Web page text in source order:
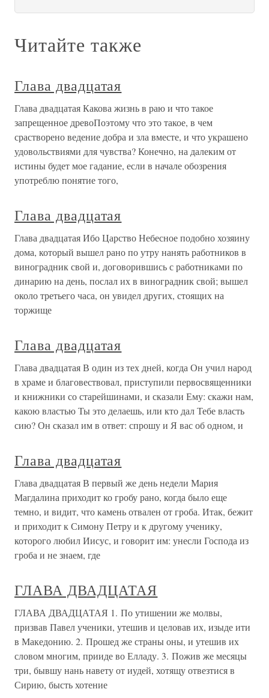
Читайте также
Глава двадцатая
Глава двадцатая Какова жизнь в раю и что такое
запрещенное древоПоэтому что это такое, в чем
срастворено ведение добра и зла вместе, и что украшено
удовольствиями для чувства? Конечно, на далеким от
истины будет мое гадание, если в начале обозрения
употреблю понятие того,
Глава двадцатая
Глава двадцатая Ибо Царство Небесное подобно хозяину
дома, который вышел рано по утру нанять работников в
виноградник свой и, договорившись с работниками по
динарию на день, послал их в виноградник свой; вышел
около третьего часа, он увидел других, стоящих на
торжище
Глава двадцатая
Глава двадцатая В один из тех дней, когда Он учил народ
в храме и благовествовал, приступили первосвященники
и книжники со старейшинами, и сказали Ему: скажи нам,
какою властью Ты это делаешь, или кто дал Тебе власть
сию? Он сказал им в ответ: спрошу и Я вас об одном, и
Глава двадцатая
Глава двадцатая В первый же день недели Мария
Магдалина приходит ко гробу рано, когда было еще
темно, и видит, что камень отвален от гроба. Итак, бежит
и приходит к Симону Петру и к другому ученику,
которого любил Иисус, и говорит им: унесли Господа из
гроба и не знаем, где
ГЛАВА ДВАДЦАТАЯ
ГЛАВА ДВАДЦАТАЯ 1. По утишении же молвы,
призвав Павел ученики, утешив и целовав их, изыде ити
в Македонию. 2. Прошед же страны оны, и утешив их
словом многим, прииде во Елладу. 3. Пожив же месяцы
три, бывшу нань навету от иудей, хотящу отвезтися в
Сирию, бысть хотение